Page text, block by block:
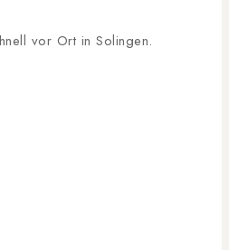
vor Ort in Solingen.